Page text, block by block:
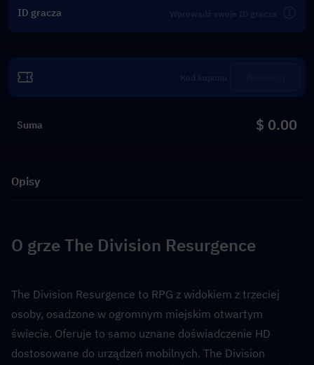
ID gracza
Suma $ 0.00
Opisy
O grze The Division Resurgence
The Division Resurgence to RPG z widokiem z trzeciej
osoby, osadzone w ogromnym miejskim otwartym
świecie. Oferuje to samo uznane doświadczenie HD
dostosowane do urządzeń mobilnych. The Division